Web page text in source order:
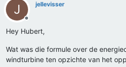
J
Offline
jellevisser
Hey Hubert,
Wat was die formule over de
windturbine ten opzichte van het